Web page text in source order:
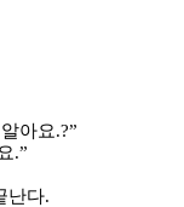
아요.?”
.”
난다.